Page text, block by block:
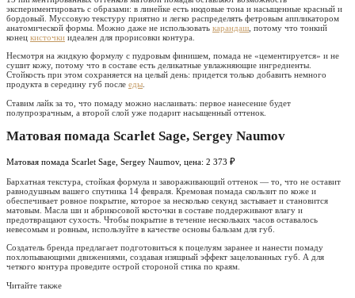
экспериментировать с образами: в линейке есть нюдовые тона и насыщенные красный и
бордовый. Муссовую текстуру приятно и легко распределять фетровым аппликатором
анатомической формы. Можно даже не использовать карандаш , потому что тонкий
конец кисточки идеален для прорисовки контура.
Несмотря на жидкую формулу с пудровым финишем, помада не «цементируется» и не
сушит кожу, потому что в составе есть деликатные увлажняющие ингредиенты.
Стойкость при этом сохраняется на целый день: придется только добавить немного
продукта в середину губ после еды
Ставим лайк за то, что помаду можно наслаивать: первое нанесение будет
полупрозрачным, а второй слой уже подарит насыщенный оттенок.
Матовая помада Scarlet Sage, Sergey Naumov
Матовая помада Scarlet Sage, Sergey Naumov, цена: 2 373 ₽
Бархатная текстура, стойкая формула и завораживающий оттенок — то, что не оставит
равнодушным вашего спутника 14 февраля. Кремовая помада скользит по коже и
обеспечивает ровное покрытие, которое за несколько секунд застывает и становится
матовым. Масла ши и абрикосовой косточки в составе поддерживают влагу и
предотвращают сухость. Чтобы покрытие в течение нескольких часов оставалось
невесомым и ровным, используйте в качестве основы бальзам для губ.
Создатель бренда предлагает подготовиться к поцелуям заранее и нанести помаду
похлопывающими движениями, создавая изящный эффект зацелованных губ. А для
четкого контура проведите острой стороной стика по краям.
Читайте также